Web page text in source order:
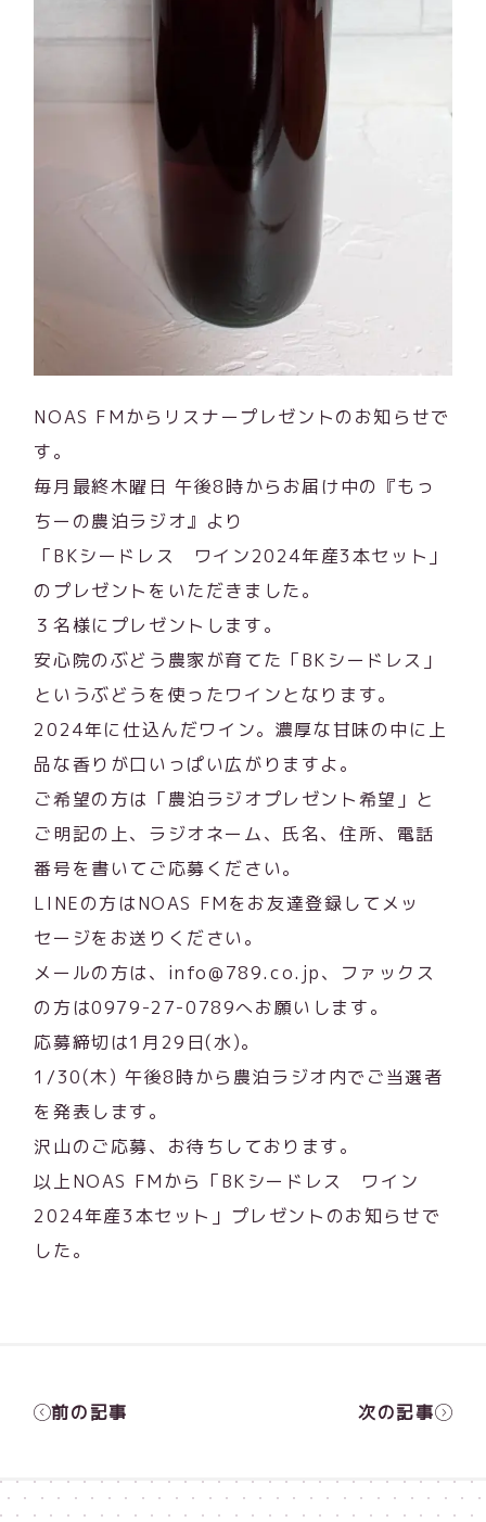
NOAS FMからリスナープレゼントのお知らせで
す。
毎月最終木曜日 午後8時からお届け中の『もっ
ちーの農泊ラジオ』より
「BKシードレス ワイン2024年産3本セット」
のプレゼントをいただきました。
３名様にプレゼントします。
安心院のぶどう農家が育てた「BKシードレス」
というぶどうを使ったワインとなります。
2024年に仕込んだワイン。濃厚な甘味の中に上
品な香りが口いっぱい広がりますよ。
ご希望の方は「農泊ラジオプレゼント希望」と
ご明記の上、ラジオネーム、氏名、住所、電話
番号を書いてご応募ください。
LINEの方はNOAS FMをお友達登録してメッ
セージをお送りください。
メールの方は、info@789.co.jp、ファックス
の方は0979-27-0789へお願いします。
応募締切は1月29日(水)。
1/30(木) 午後8時から農泊ラジオ内でご当選者
を発表します。
沢山のご応募、お待ちしております。
以上NOAS FMから「BKシードレス ワイン
2024年産3本セット」プレゼントのお知らせで
した。
前の記事 次の記事